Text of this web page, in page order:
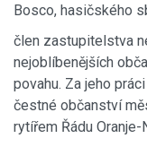
Bosco, hasičského
člen zastupitelstva
nejoblíbenějších
povahu. Za jeho
čestné občanství
rytířem Řádu Oranje-